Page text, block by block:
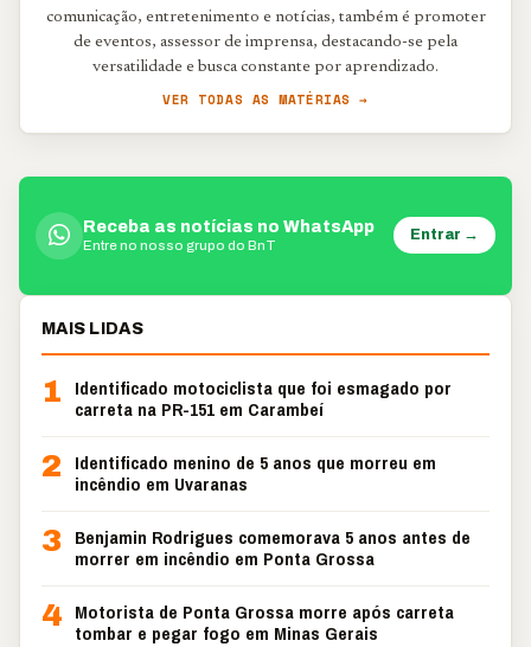
comunicação, entretenimento e notícias, também é promoter
de eventos, assessor de imprensa, destacando-se pela
versatilidade e busca constante por aprendizado.
VER TODAS AS MATÉRIAS →
Receba as notícias no WhatsApp
Entre no nosso grupo do BnT
Entrar →
MAIS LIDAS
1
Identificado motociclista que foi esmagado por
carreta na PR-151 em Carambeí
2
Identificado menino de 5 anos que morreu em
incêndio em Uvaranas
3 Benjamin Rodrigues comemorava 5 anos antes de
morrer em incêndio em Ponta Grossa
4 Motorista de Ponta Grossa morre após carreta
tombar e pegar fogo em Minas Gerais